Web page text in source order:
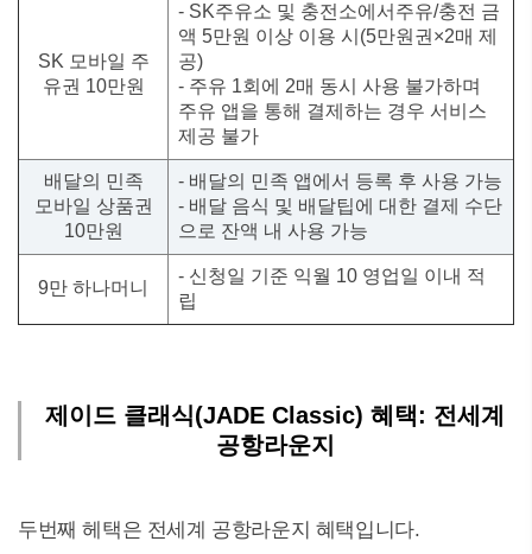
SK 모바일 주
유권 10만원
- SK주유소 및 충전소에서주유/충전 금
액 5만원 이상 이용 시(5만원권×2매 제
공)
- 주유 1회에 2매 동시 사용 불가하며
주유 앱을 통해 결제하는 경우 서비스
제공 불가
배달의 민족
모바일 상품권
10만원
- 배달의 민족 앱에서 등록 후 사용 가능
- 배달 음식 및 배달팁에 대한 결제 수단
으로 잔액 내 사용 가능
9만 하나머니
- 신청일 기준 익월 10 영업일 이내 적
립
제이드 클래식(JADE Classic) 혜택: 전세계
공항라운지
두번째 헤택은 전세계 공항라운지 혜택입니다.